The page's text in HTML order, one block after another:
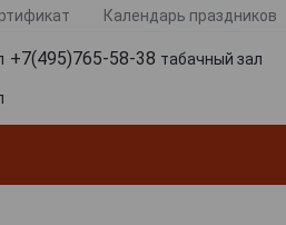
Календарь праздников
+7(495)765-58-38 табачный зал